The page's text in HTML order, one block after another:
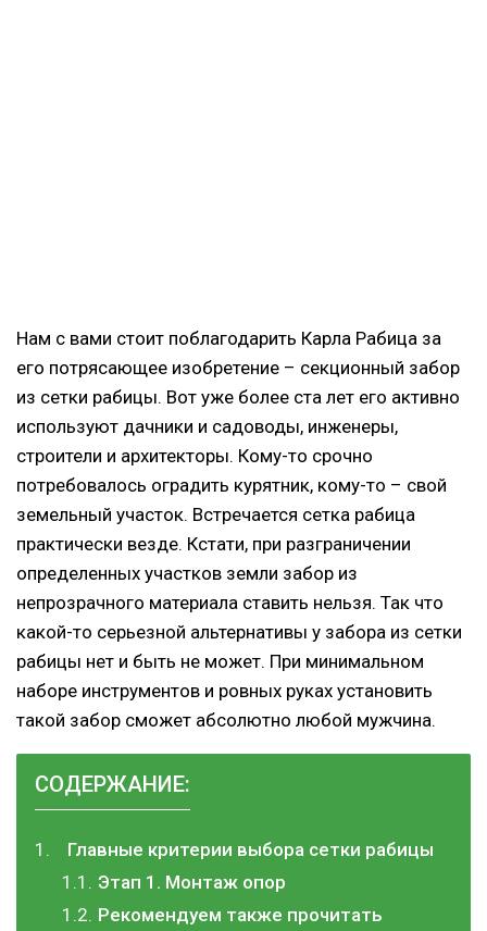
Нам с вами стоит поблагодарить Карла Рабица за
его потрясающее изобретение – секционный забор
из сетки рабицы. Вот уже более ста лет его активно
используют дачники и садоводы, инженеры,
строители и архитекторы. Кому-то срочно
потребовалось оградить курятник, кому-то – свой
земельный участок. Встречается сетка рабица
практически везде. Кстати, при разграничении
определенных участков земли забор из
непрозрачного материала ставить нельзя. Так что
какой-то серьезной альтернативы у забора из сетки
рабицы нет и быть не может. При минимальном
наборе инструментов и ровных руках установить
такой забор сможет абсолютно любой мужчина.
СОДЕРЖАНИЕ:
Главные критерии выбора сетки рабицы
Этап 1. Монтаж опор
Рекомендуем также прочитать